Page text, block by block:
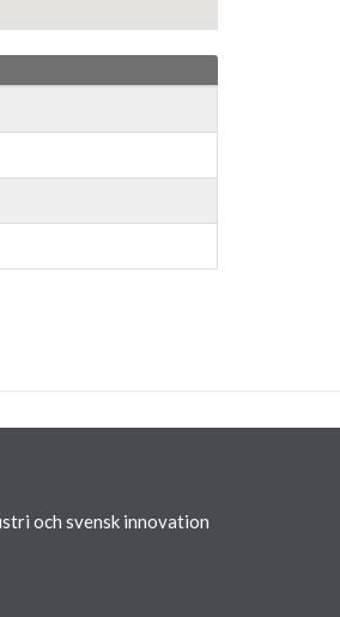
och svensk innovation